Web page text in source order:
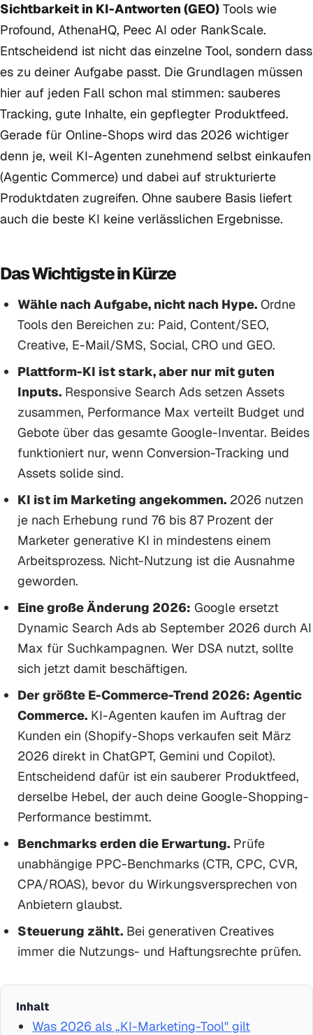
Sichtbarkeit in KI-Antworten (GEO) Tools wie
Profound, AthenaHQ, Peec AI oder RankScale.
Entscheidend ist nicht das einzelne Tool, sondern dass
es zu deiner Aufgabe passt. Die Grundlagen müssen
hier auf jeden Fall schon mal stimmen: sauberes
Tracking, gute Inhalte, ein gepflegter Produktfeed.
Gerade für Online-Shops wird das 2026 wichtiger
denn je, weil KI-Agenten zunehmend selbst einkaufen
(Agentic Commerce) und dabei auf strukturierte
Produktdaten zugreifen. Ohne saubere Basis liefert
auch die beste KI keine verlässlichen Ergebnisse.
Das Wichtigste in Kürze
Wähle nach Aufgabe, nicht nach Hype.Ordne
Tools den Bereichen zu: Paid, Content/SEO,
Creative, E-Mail/SMS, Social, CRO und GEO.
Plattform-KI ist stark, aber nur mit guten
Inputs.Responsive Search Ads setzen Assets
zusammen, Performance Max verteilt Budget und
Gebote über das gesamte Google-Inventar. Beides
funktioniert nur, wenn Conversion-Tracking und
Assets solide sind.
KI ist im Marketing angekommen.2026 nutzen
je nach Erhebung rund 76 bis 87 Prozent der
Marketer generative KI in mindestens einem
Arbeitsprozess. Nicht-Nutzung ist die Ausnahme
geworden.
Eine große Änderung 2026: Google ersetzt
Dynamic Search Ads ab September 2026 durch AI
Max für Suchkampagnen. Wer DSA nutzt, sollte
sich jetzt damit beschäftigen.
Der größte E-Commerce-Trend 2026: Agentic
Commerce.KI-Agenten kaufen im Auftrag der
Kunden ein (Shopify-Shops verkaufen seit März
2026 direkt in ChatGPT, Gemini und Copilot).
Entscheidend dafür ist ein sauberer Produktfeed,
derselbe Hebel, der auch deine Google-Shopping-
Performance bestimmt.
Benchmarks erden die Erwartung.Prüfe
unabhängige PPC-Benchmarks (CTR, CPC, CVR,
CPA/ROAS), bevor du Wirkungsversprechen von
Anbietern glaubst.
Steuerung zählt.Bei generativen Creatives
immer die Nutzungs- und Haftungsrechte prüfen.
Inhalt
Was 2026 als „KI-Marketing-Tool" gilt